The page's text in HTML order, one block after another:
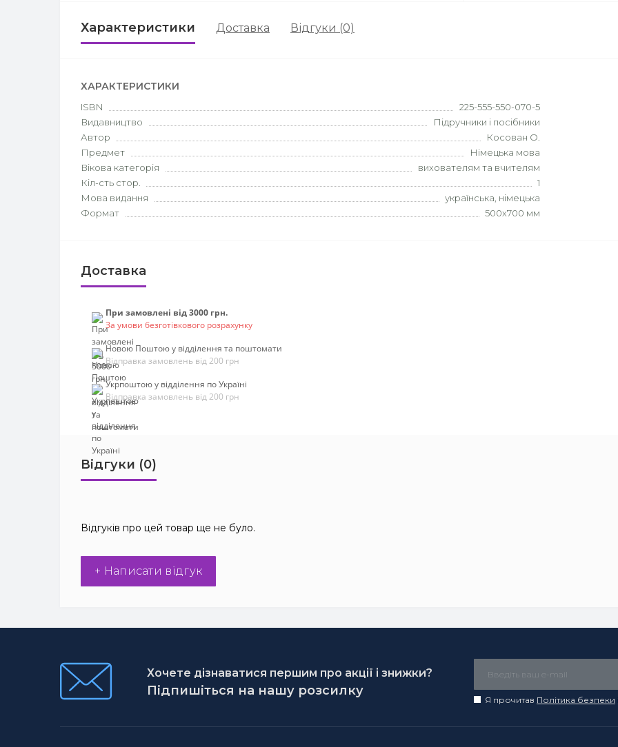
Характеристики Доставка Відгуки (0)
ХАРАКТЕРИСТИКИ
ISBN
225-555-550-070-5
Видавництво
Підручники і посібники
Автор
Косован О.
Предмет
Німецька мова
Вікова категорія
вихователям та вчителям
Кіл-сть стор.
1
Мова видання
українська, німецька
Формат
500х700 мм
Доставка
При замовлені від 3000 грн.
За умови безготівкового розрахунку
Новою Поштою у відділення та поштомати
Відправка замовлень від 200 грн
Укрпоштою у відділення по Україні
Відправка замовлень від 200 грн
Відгуки (0)
Відгуків про цей товар ще не було.
+ Написати відгук
Хочете дізнаватися першим про акції і знижки?
Підпишіться на нашу розсилку
Я прочитав Політика безпеки